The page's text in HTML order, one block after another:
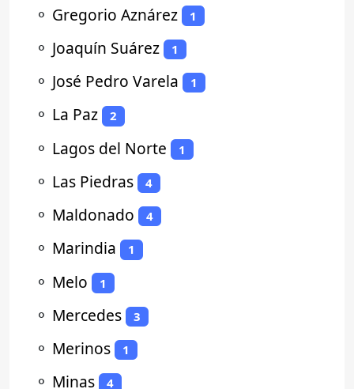
⚬ Gregorio Aznárez 1
⚬ Joaquín Suárez 1
⚬ José Pedro Varela 1
⚬ La Paz 2
⚬ Lagos del Norte 1
⚬ Las Piedras 4
⚬ Maldonado 4
⚬ Marindia 1
⚬ Melo 1
⚬ Mercedes 3
⚬ Merinos 1
⚬ Minas 4